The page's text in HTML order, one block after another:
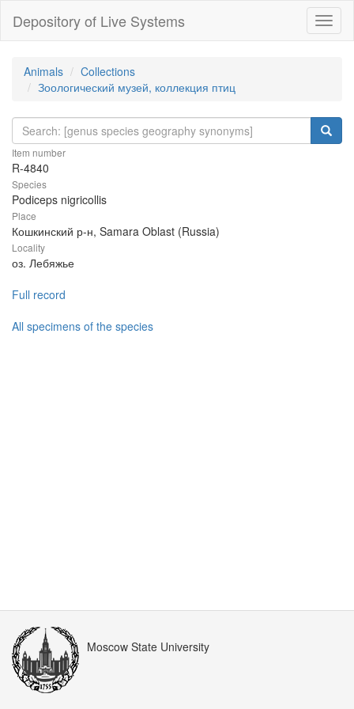
Depository of Live Systems
Animals
Collections
Зоологический музей, коллекция птиц
Item number
R-4840
Species
Podiceps nigricollis
Place
Кошкинский р-н, Samara Oblast (Russia)
Locality
оз. Лебяжье
Full record
All specimens of the species
Moscow State University